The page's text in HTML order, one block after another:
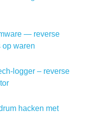
— reverse
op waren
logger – reverse
hacken met